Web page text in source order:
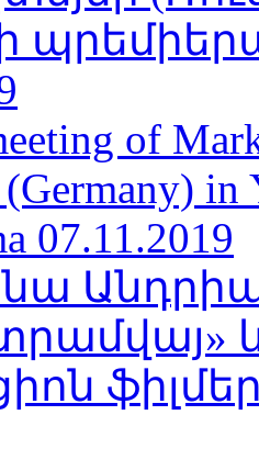
of
in
07.11.2019